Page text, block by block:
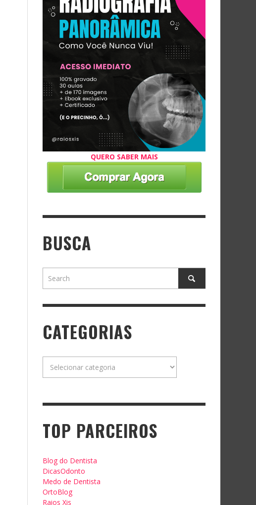
QUERO SABER MAIS
BUSCA
CATEGORIAS
TOP PARCEIROS
Blog do Dentista
DicasOdonto
Medo de Dentista
OrtoBlog
Raios Xis